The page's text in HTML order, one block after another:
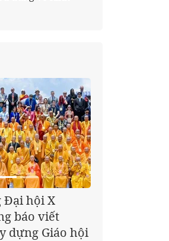
Tăng Ni,
thể hiện tấm
vẹn nghĩa